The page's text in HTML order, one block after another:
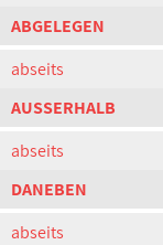
ABGELEGEN
abseits
AUSSERHALB
abseits
DANEBEN
abseits